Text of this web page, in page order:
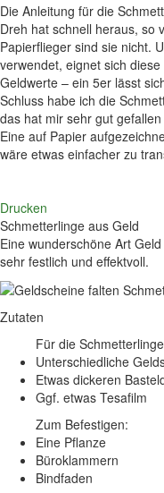
Die Anleitung für die
Dreh hat schnell heraus, so
Papierflieger sind sie nicht.
verwendet, eignet sich
Geldwerte – ein 5er lässt
Schluss habe ich die
das hat mir sehr gut
Eine auf Papier
wäre etwas einfacher zu
Drucken
Schmetterlinge aus Geld
Eine wunderschöne Art
sehr festlich und effektvoll.
Zutaten
Für die
Unterschiedliche
Etwas dickeren
Ggf. etwas Tesafilm
Zum Befestigen:
Eine Pflanze
Büroklammern
Bindfaden